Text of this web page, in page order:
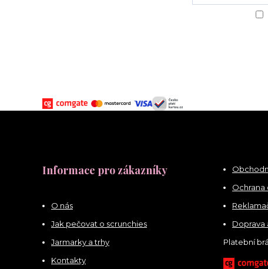
Informace pro zákazníky
O nás
Jak pečovat o scrunchies
Jarmarky a trhy
Kontakty
Ochrana
Doprava
Platební